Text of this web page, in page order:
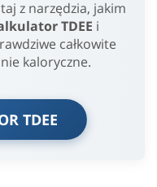
z narzędzia, jakim
TDEE i
całkowite
kaloryczne.
TDEE